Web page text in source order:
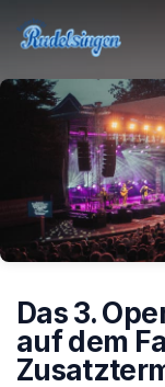
Skip header
Das 3.
auf dem